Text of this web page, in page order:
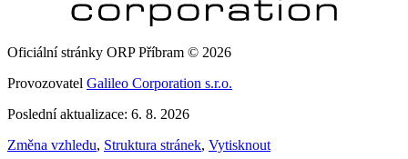
Oficiální stránky ORP Příbram © 2026
Provozovatel Galileo Corporation s.r.o.
Poslední aktualizace: 6. 8. 2026
Změna vzhledu, Struktura stránek, Vytisknout